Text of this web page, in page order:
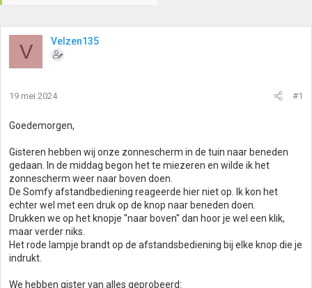
V Velzen135
19 mei 2024 #1
Goedemorgen,
Gisteren hebben wij onze zonnescherm in de tuin naar beneden
gedaan. In de middag begon het te miezeren en wilde ik het
zonnescherm weer naar boven doen.
De Somfy afstandbediening reageerde hier niet op. Ik kon het
echter wel met een druk op de knop naar beneden doen.
Drukken we op het knopje ''naar boven'' dan hoor je wel een klik,
maar verder niks.
Het rode lampje brandt op de afstandsbediening bij elke knop die je
indrukt.
We hebben gister van alles geprobeerd: